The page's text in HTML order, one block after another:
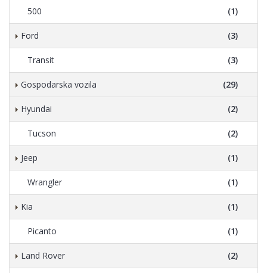
500 (1)
Ford (3)
Transit (3)
Gospodarska vozila (29)
Hyundai (2)
Tucson (2)
Jeep (1)
Wrangler (1)
Kia (1)
Picanto (1)
Land Rover (2)